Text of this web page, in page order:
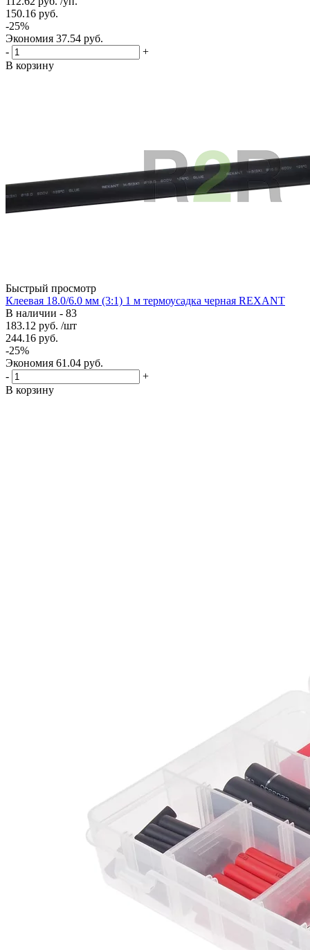
150.16 руб.
-25%
Экономия 37.54 руб.
-
+
В корзину
Быстрый просмотр
Клеевая 18.0/6.0 мм (3:1) 1 м термоусадка черная REXANT
В наличии - 83
183.12 руб. /шт
244.16 руб.
-25%
Экономия 61.04 руб.
-
+
В корзину